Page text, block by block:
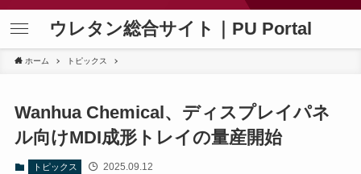
ウレタン総合サイト｜PU Portal
ホーム トピックス
Wanhua Chemical、ディスプレイパネ
ル向けMDI成形トレイの量産開始
トピックス 2025.09.12